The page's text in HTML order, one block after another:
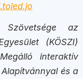
Szövetsége az
(KÖSZI)
interaktív
és a